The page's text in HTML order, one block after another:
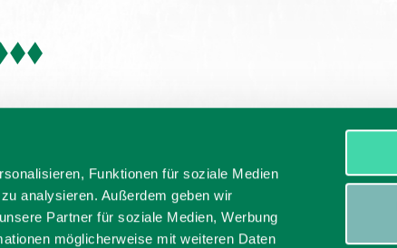
Funktionen für soziale Medien
analysieren. Außerdem geben wir
Partner für soziale Medien, Werbung
möglicherweise mit weiteren Daten